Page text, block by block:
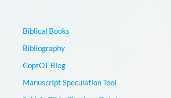
Biblical Books
Bibliography
CoptOT Blog
Manuscript Speculation Tool